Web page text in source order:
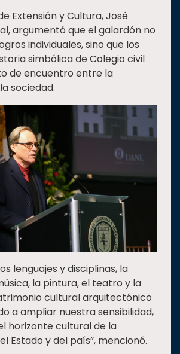
Extensión y Cultura, José
argumentó que el galardón no
individuales, sino que los
simbólica de Colegio civil
de encuentro entre la
sociedad.
lenguajes y disciplinas, la
la pintura, el teatro y la
cultural arquitectónico
a ampliar nuestra sensibilidad,
horizonte cultural de la
Estado y del país”, mencionó.